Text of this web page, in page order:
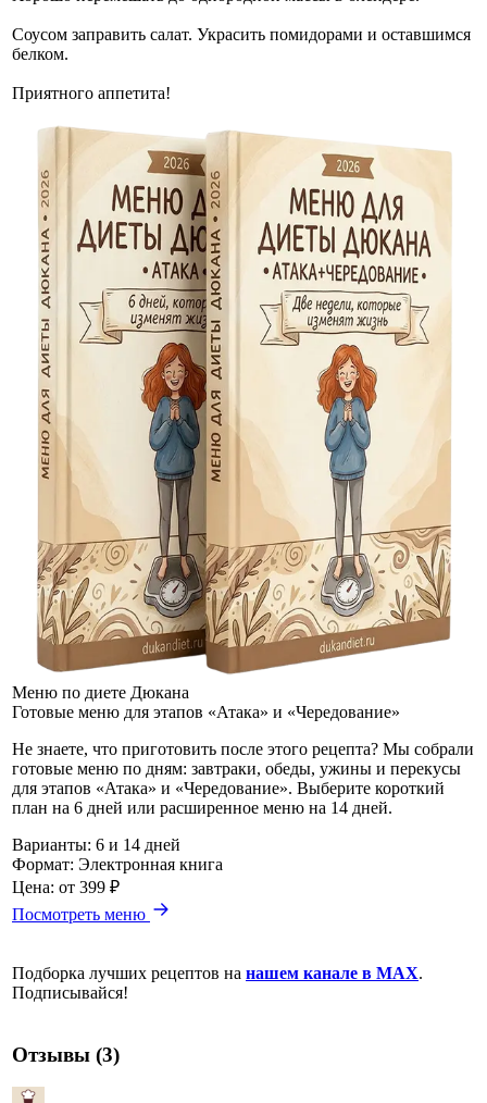
Соусом заправить салат. Украсить помидорами и оставшимся
белком.
Приятного аппетита!
Меню по диете Дюкана
Готовые меню для этапов «Атака» и «Чередование»
Не знаете, что приготовить после этого рецепта? Мы собрали
готовые меню по дням: завтраки, обеды, ужины и перекусы
для этапов «Атака» и «Чередование». Выберите короткий
план на 6 дней или расширенное меню на 14 дней.
Варианты: 6 и 14 дней
Формат: Электронная книга
Цена: от 399 ₽
Посмотреть меню
Подборка лучших рецептов на нашем канале в MAX.
Подписывайся!
Отзывы (3)